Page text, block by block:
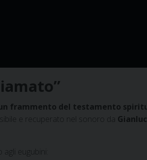
frammento del testamento
e recuperato nel sonoro da
eugubini: